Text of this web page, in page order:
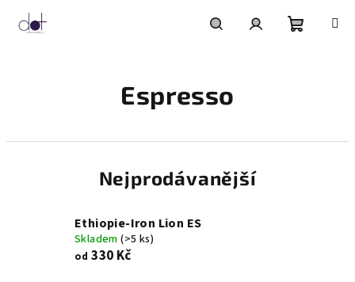
Espresso
Nejprodávanější
Ethiopie-Iron Lion ES
Skladem(>5 ks)
od 330 Kč